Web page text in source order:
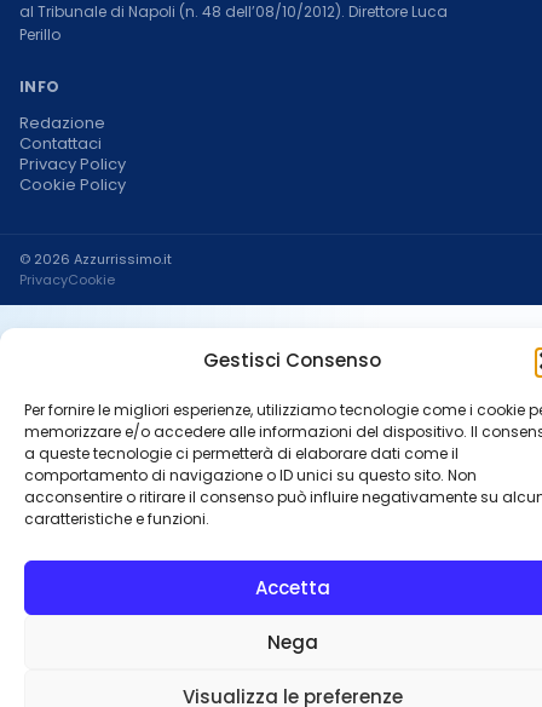
Gestisci Consenso
Per fornire le migliori esperienze, utilizziamo tecnologie come i cookie
memorizzare e/o accedere alle informazioni del dispositivo. Il
a queste tecnologie ci permetterà di elaborare dati come il
comportamento di navigazione o ID unici su questo sito. Non
acconsentire o ritirare il consenso può influire negativamente su
caratteristiche e funzioni.
Accetta
Nega
Visualizza le preferenze
al Tribunale di Napoli (n. 48 dell’08/10/2012). Direttore Luca
Perillo
INFO
Redazione
Contattaci
Privacy Policy
Cookie Policy
© 2026 Azzurrissimo.it
PrivacyCookie